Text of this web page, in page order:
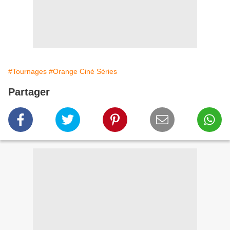
#Tournages #Orange Ciné Séries
Partager